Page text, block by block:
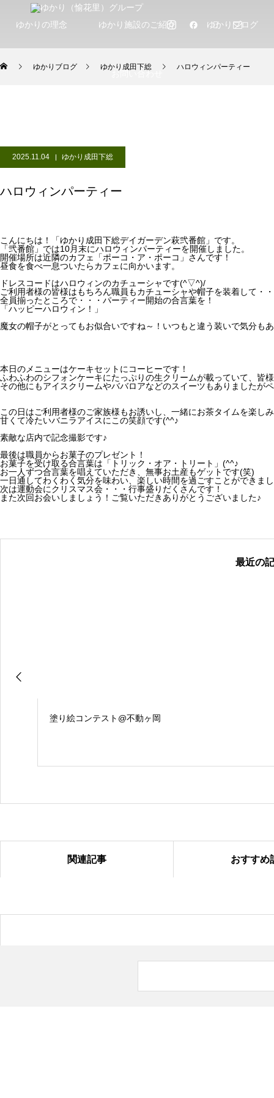
ゆかりの理念 ゆかり施設のご紹介 ゆかりブログ
お問い合わせ
ゆかりブログ ゆかり成田下総 ハロウィンパーティー
2025.11.04 ゆかり成田下総
ハロウィンパーティー
こんにちは！「ゆかり成田下総デイガーデン萩弐番館」です。
「弐番館」では10月末にハロウィンパーティーを開催しました。
開催場所は近隣のカフェ「ポーコ・ア・ポーコ」さんです！
昼食を食べ一息ついたらカフェに向かいます。
ドレスコードはハロウィンのカチューシャです(^▽^)/
ご利用者様の皆様はもちろん職員もカチューシャや帽子を装着して・
全員揃ったところで・・・パーティー開始の合言葉を！
「ハッピーハロウィン！」
魔女の帽子がとってもお似合いですね～！いつもと違う装いで気分も
本日のメニューはケーキセットにコーヒーです！
ふわふわのシフォンケーキにたっぷりの生クリームが載っていて、皆
その他にもアイスクリームやババロアなどのスイーツもありましたが
この日はご利用者様のご家族様もお誘いし、一緒にお茶タイムを楽し
甘くて冷たいバニラアイスにこの笑顔です(^^♪
素敵な店内で記念撮影です♪
最後は職員からお菓子のプレゼント！
お菓子を受け取る合言葉は「トリック・オア・トリート」(^^♪
お一人ずつ合言葉を唱えていただき、無事お土産もゲットです(笑)
一日通してわくわく気分を味わい、楽しい時間を過ごすことができま
次は運動会にクリスマス会・・・行事盛りだくさんです！
また次回お会いしましょう！ご覧いただきありがとうございました♪
最近の
塗り絵コンテスト@不動ヶ岡
関連記事 おすすめ